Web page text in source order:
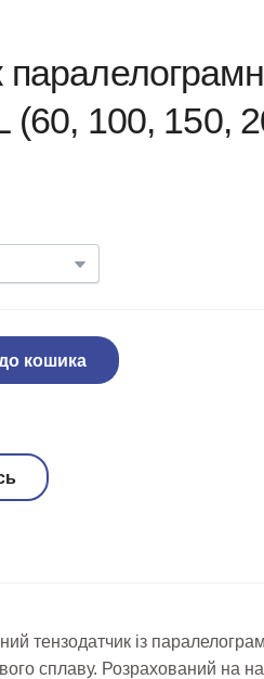
(60, 100, 150,
кошика
тензодатчик із
сплаву. Розрахований на